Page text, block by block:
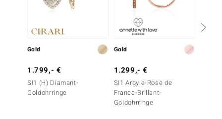
Gold
1.799,- €
SI1 (H) Diamant-
Goldohrringe
Gold
1.299,- €
SI1 Argyle-Rose de
France-Brillant-
Goldohrringe